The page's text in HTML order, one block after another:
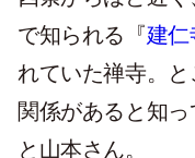
で知られる『建仁
れていた禅寺。
関係があると知
と山本さん。